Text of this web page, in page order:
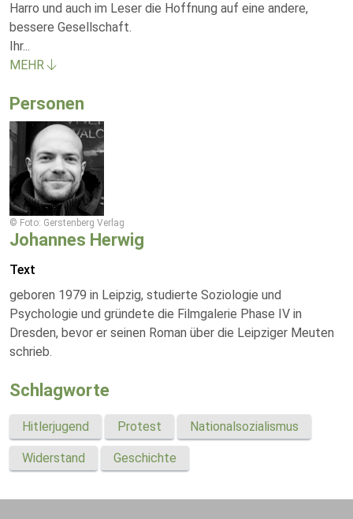
Harro und auch im Leser die Hoffnung auf eine andere,
bessere Gesellschaft.
Ihr...
MEHR
Personen
© Foto: Gerstenberg Verlag
Johannes Herwig
Text
geboren 1979 in Leipzig, studierte Soziologie und
Psychologie und gründete die Filmgalerie Phase IV in
Dresden, bevor er seinen Roman über die Leipziger Meuten
schrieb.
Schlagworte
Hitlerjugend Protest Nationalsozialismus
Widerstand Geschichte